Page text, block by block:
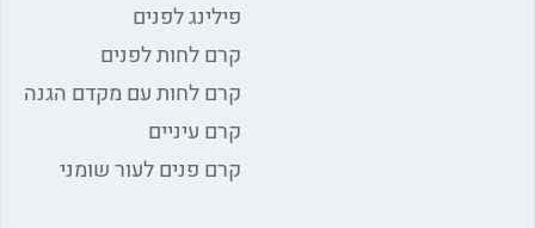
פילינג לפנים
קרם לחות לפנים
קרם לחות עם מקדם הגנה
קרם עיניים
קרם פנים לעור שומני